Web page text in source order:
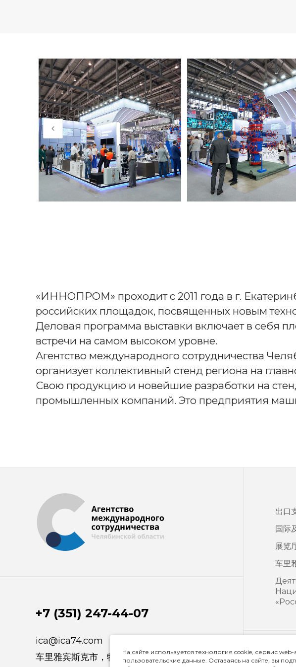
«ИННОПРОМ» проходит с 2011 года в г.
российских площадок, посвященных новым
Деловая программа выставки включает в себя
встречи на самом высоком уровне.
Агентство международного сотрудничества
организует коллективный стенд региона на
Свою продукцию и новейшие разработки на
промышленных компаний. Это предприятия
+7 (351) 247-44-07
ica@ica74.com
车里雅宾斯克市，特鲁达街 84 号， 6 楼
出口
国际
展览
车里
私隐
На сайте используется технология cookie, сервис
пользовательские данные. Оставаясь на сайте, вы